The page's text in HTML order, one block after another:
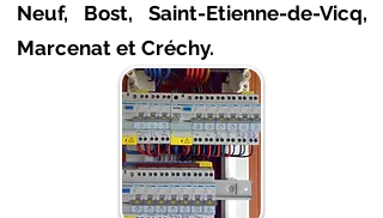
Neuf, Bost, Saint-Etienne-de-Vicq,
Marcenat et Créchy.